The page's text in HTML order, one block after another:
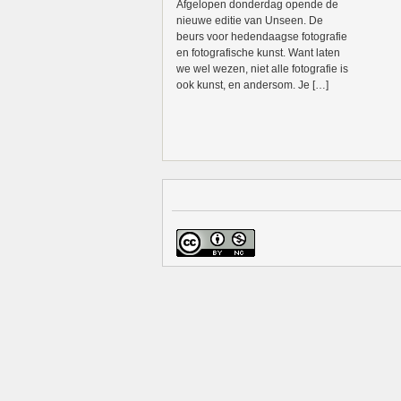
Afgelopen donderdag opende de
nieuwe editie van Unseen. De
beurs voor hedendaagse fotografie
en fotografische kunst. Want laten
we wel wezen, niet alle fotografie is
ook kunst, en andersom. Je […]